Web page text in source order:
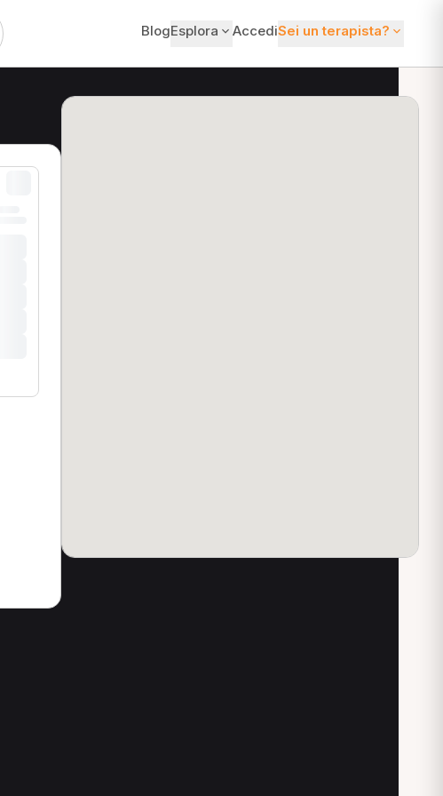
BlogEsplora AccediSei un terapista?